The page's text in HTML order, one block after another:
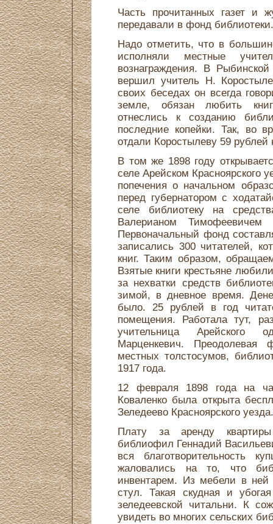
Часть прочитанных газет и
передавали в фонд библиотеки.
Надо отметить, что в
исполняли местные
вознаграждения. В
вершил учитель Н.
своих беседах он всегда
земле, обязан любить
отнеслись к созданию
последние копейки. Так, во
отдали Коростылеву 59
В том же 1898 году
селе Арейском Красноярского
попечения о начальном
перед губернатором с
селе библиотеку на
Валерианом
Первоначальный фонд
записались 300 читателей,
книг. Таким образом,
Взятые книги крестьяне
за нехватки средств
зимой, в дневное время.
было. 25 рублей в год
помещения. Работала тут,
учительница Арейского
Марценкевич. Преодолевая
местных толстосумов,
1917 года.
12 февраля 1898 года на
Коваленко была открыта
Зеледеево Красноярского уезда.
Плату за аренду
библиофил Геннадий
вся благотворительность
жаловались на то, что
инвентарем. Из мебели в
стул. Такая скудная и
зеледеевской читальни. К
увидеть во многих сельских